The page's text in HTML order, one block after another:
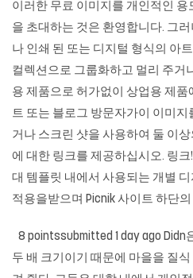
이러한 무료 이미지를 개인적인
을 초대하는 것은 환영합니다. 그
나 인쇄 된 또는 디지털 형식의 아
컬렉션으로 그룹화하고 멀리 주거
용 제품으로 허가없이 상업용 제품
트 또는 블로그 방문자가이 이미
거나 스크린 샷을 사용하여 둘 이
에 대한 링크를 제공하십시오. 링
대 템플릿 내에서 사용되는 개별
적용을받으며 Picnik 사이트 하단
8 pointssubmitted 1 day ago Didn
두 배 크기이기 때문에 마을을 질